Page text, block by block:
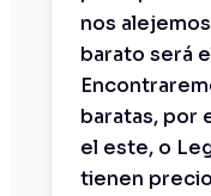
nos
barato será
baratas, por
el este, o
tienen